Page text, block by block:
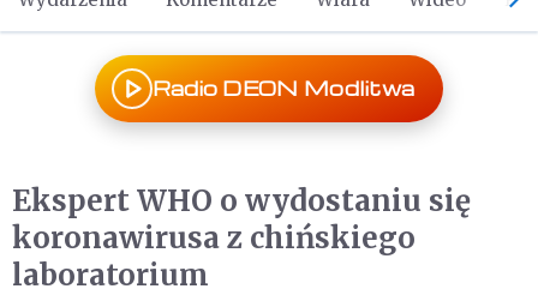
Radio DEON Modlitwa
Ekspert WHO o wydostaniu się
koronawirusa z chińskiego
laboratorium